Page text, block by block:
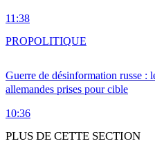
11:38
Guerre de désinformation russe :
allemandes prises pour cible
10:36
PROPOLITIQUE
PLUS DE CETTE SECTION